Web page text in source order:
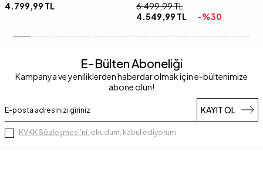
4.799,99 TL 6.499,99TL
4.549,99 TL -%30
E-Bülten Aboneliği
Kampanya ve yeniliklerden haberdar olmak için e-bültenimize
abone olun!
KAYIT OL
KVKK Sözleşmesi'ni, okudum, kabul ediyorum.